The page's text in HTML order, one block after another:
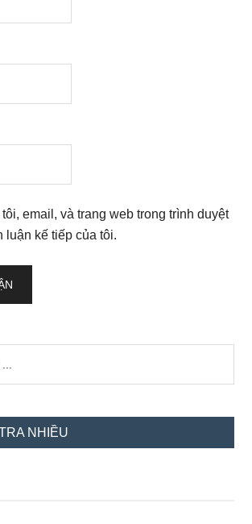
email, và trang web trong trình duyệt
luận kế tiếp của tôi.
NHIỀU